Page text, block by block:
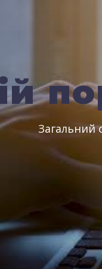
Загальний